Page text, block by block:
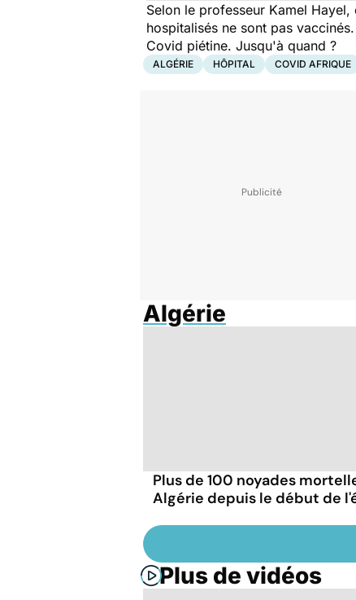
Selon le professeur Kamel
hospitalisés ne sont pas
Covid piétine. Jusqu'à quand ?
ALGÉRIE HÔPITAL COVID AFRIQUE
Algérie
Plus de 100 noyades
Algérie depuis le début de
Plus de vidéos